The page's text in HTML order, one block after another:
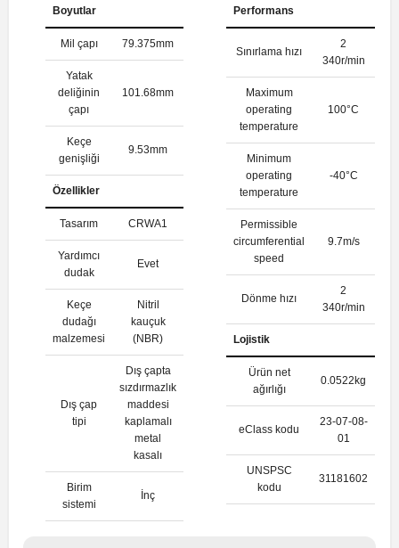
Boyutlar
Mil çapı 79.375mm
Yatak
deliğinin
çapı
101.68mm
Keçe
genişliği
9.53mm
Özellikler
Tasarım CRWA1
Yardımcı
dudak
Evet
Keçe
dudağı
malzemesi
Nitril
kauçuk
(NBR)
Dış çap
tipi
Dış çapta
sızdırmazlık
maddesi
kaplamalı
metal
kasalı
Birim
sistemi
İnç
Performans
Sınırlama hızı
2
340r/min
Maximum
operating
temperature
100°C
Minimum
operating
temperature
-40°C
Permissible
circumferential
speed
9.7m/s
Dönme hızı
2
340r/min
Lojistik
Ürün net
ağırlığı
0.0522kg
eClass kodu
23-07-08-
01
UNSPSC
kodu
31181602